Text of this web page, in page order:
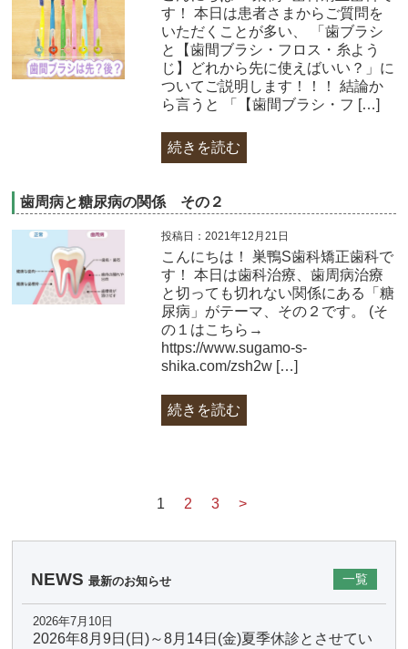
す！ 本日は患者さまからご質問を
いただくことが多い、 「歯ブラシ
と【歯間ブラシ・フロス・糸よう
じ】どれから先に使えばいい？」に
ついてご説明します！！！ 結論か
ら言うと 「【歯間ブラシ・フ […]
続きを読む
歯周病と糖尿病の関係 その２
投稿日：2021年12月21日
こんにちは！ 巣鴨S歯科矯正歯科で
す！ 本日は歯科治療、歯周病治療
と切っても切れない関係にある「糖
尿病」がテーマ、その２です。 (そ
の１はこちら→
https://www.sugamo-s-
shika.com/zsh2w […]
続きを読む
1 2 3 >
NEWS 最新のお知らせ 一覧
2026年7月10日
2026年8月9日(日)～8月14日(金)夏季休診とさせてい